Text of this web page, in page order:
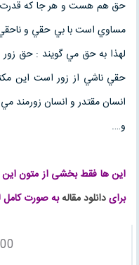
حق هم هست و هر جا كه
مساوي است با بي حقي و
لهذا به حق مي گويند : حق زور
حقي ناشي از زور است اين
انسان مقتدر و انسان زورمند
و….
این ها فقط بخشی از متون
برایدانلود مقالهبه صورت کامل